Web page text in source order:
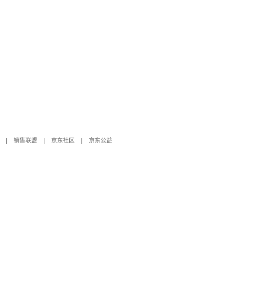
销售联盟 京东社区
京东公益